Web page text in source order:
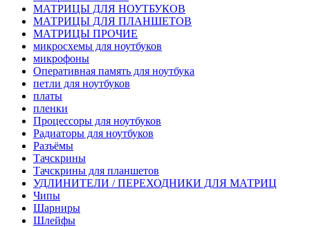
МАТРИЦЫ ДЛЯ НОУТБУКОВ
МАТРИЦЫ ДЛЯ ПЛАНШЕТОВ
МАТРИЦЫ ПРОЧИЕ
микросхемы для ноутбуков
микрофоны
Оперативная память для ноутбука
петли для ноутбуков
платы
пленки
Процессоры для ноутбуков
Радиаторы для ноутбуков
Разъёмы
Тачскрины
Тачскрины для планшетов
УДЛИНИТЕЛИ / ПЕРЕХОДНИКИ ДЛЯ МАТРИЦ
Чипы
Шарниры
Шлейфы